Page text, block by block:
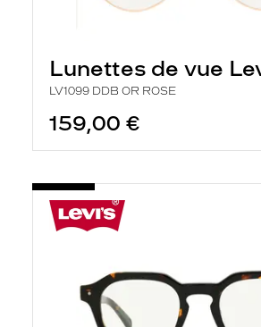
Lunettes de vue
LV1099 DDB OR ROSE
159,00 €